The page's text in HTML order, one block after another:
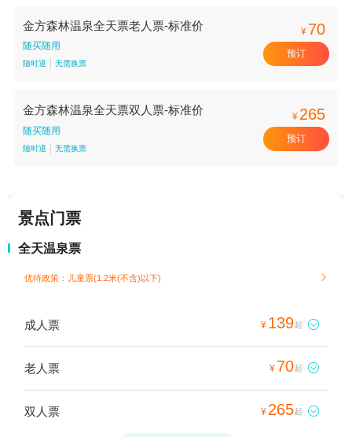
金方森林温泉全天票老人票-标准价
随买随用
随时退 无需换票
¥ 70
预订
金方森林温泉全天票双人票-标准价
随买随用
随时退 无需换票
¥ 265
预订
景点门票
全天温泉票
优待政策：儿童票(1.2米(不含)以下) 
成人票 ¥ 139起 
老人票 ¥ 70起 
双人票 ¥ 265起 